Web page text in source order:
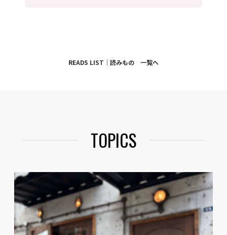
READS LIST｜読みもの 一覧へ
TOPICS